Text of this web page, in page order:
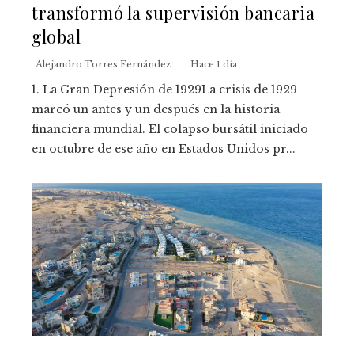
transformó la supervisión bancaria
global
Alejandro Torres Fernández Hace 1 día
1. La Gran Depresión de 1929La crisis de 1929
marcó un antes y un después en la historia
financiera mundial. El colapso bursátil iniciado
en octubre de ese año en Estados Unidos pr...